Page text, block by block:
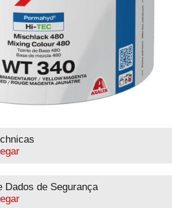
Dados de Segurança